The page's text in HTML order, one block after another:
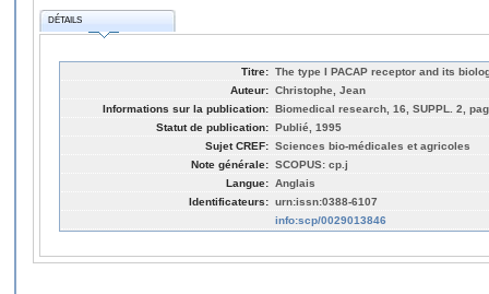
DÉTAILS
Titre: The type I PACAP receptor and its
Auteur: Christophe, Jean
Informations sur la publication: Biomedical research, 16, SUPPL. 2,
Statut de publication: Publié, 1995
Sujet CREF: Sciences bio-médicales et agricoles
Note générale: SCOPUS: cp.j
Langue: Anglais
Identificateurs: urn:issn:0388-6107
info:scp/0029013846